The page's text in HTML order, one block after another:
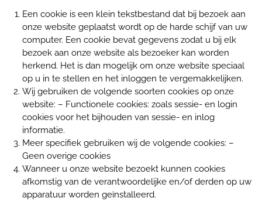
Een cookie is een klein tekstbestand dat bij bezoek aan
onze website geplaatst wordt op de harde schijf van uw
computer. Een cookie bevat gegevens zodat u bij elk
bezoek aan onze website als bezoeker kan worden
herkend. Het is dan mogelijk om onze website speciaal
op u in te stellen en het inloggen te vergemakkelijken.
Wij gebruiken de volgende soorten cookies op onze
website: – Functionele cookies: zoals sessie- en login
cookies voor het bijhouden van sessie- en inlog
informatie.
Meer specifiek gebruiken wij de volgende cookies: –
Geen overige cookies
Wanneer u onze website bezoekt kunnen cookies
afkomstig van de verantwoordelijke en/of derden op uw
apparatuur worden geïnstalleerd.